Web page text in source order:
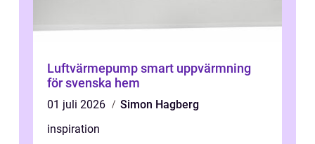
Luftvärmepump smart uppvärmning
för svenska hem
01 juli 2026
Simon Hagberg
inspiration